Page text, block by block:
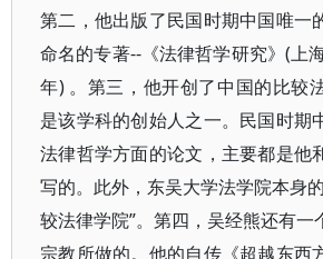
第二，他出版了民国时期中国唯一
命名的专著--《法律哲学研究》(上
年) 。第三，他开创了中国的比较
是该学科的创始人之一。民国时期
法律哲学方面的论文，主要都是他
写的。此外，东吴大学法学院本身
较法律学院”。第四，吴经熊还有一
宗教所做的。他的自传《超越东西